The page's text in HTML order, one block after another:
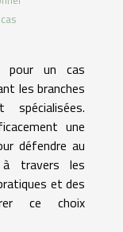
pour un cas
les branches
une
défendre au
à travers les
et des
ce choix